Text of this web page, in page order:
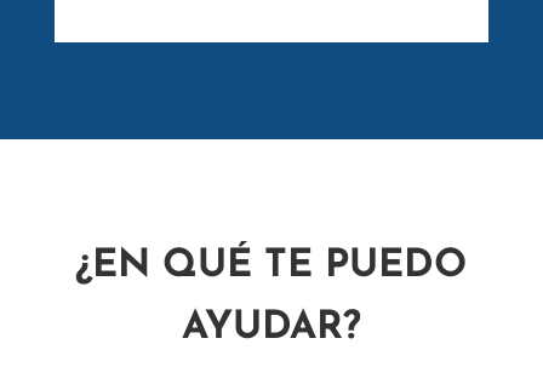
¿EN QUÉ TE PUEDO
AYUDAR?